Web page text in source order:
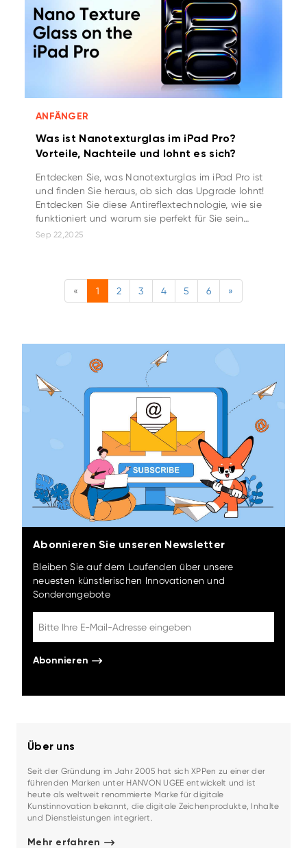
ANFÄNGER
Was ist Nanotexturglas im iPad Pro?
Vorteile, Nachteile und lohnt es sich?
Entdecken Sie, was Nanotexturglas im iPad Pro ist
und finden Sie heraus, ob sich das Upgrade lohnt!
Entdecken Sie diese Antireflextechnologie, wie sie
funktioniert und warum sie perfekt für Sie sein
könnte.
Sep 22,2025
« 1 2 3 4 5 6 »
Abonnieren Sie unseren Newsletter
Bleiben Sie auf dem Laufenden über unsere
neuesten künstlerischen Innovationen und
Sonderangebote
Abonnieren
Über uns
Seit der Gründung im Jahr 2005 hat sich XPPen zu einer der
führenden Marken unter HANVON UGEE entwickelt und ist
heute als weltweit renommierte Marke für digitale
Kunstinnovation bekannt, die digitale Zeichenprodukte, Inhalte
und Dienstleistungen integriert.
Mehr erfahren